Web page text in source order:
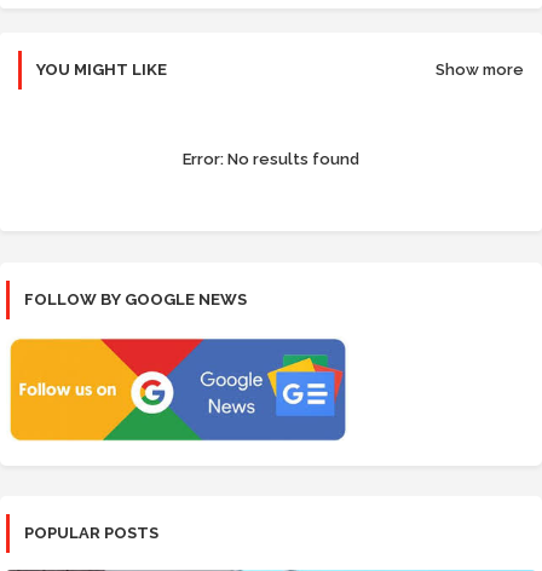
YOU MIGHT LIKE Show more
Error: No results found
FOLLOW BY GOOGLE NEWS
POPULAR POSTS